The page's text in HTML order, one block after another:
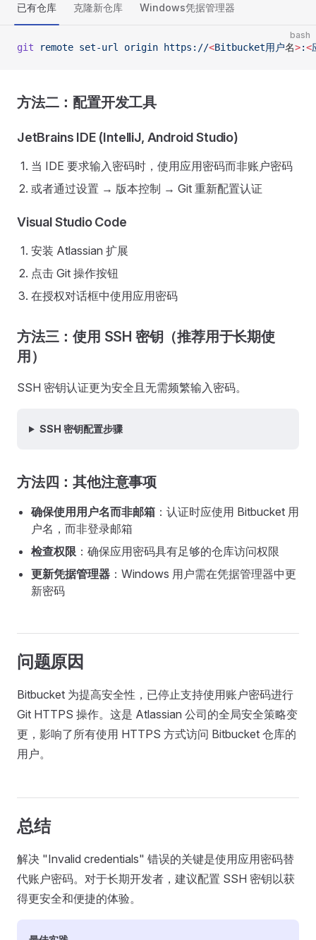
已有仓库 克隆新仓库 Windows凭据管理器
bash
git remote set-url origin https://<Bitbucket用户名>:<
方法二：配置开发工具
JetBrains IDE (IntelliJ, Android Studio)
当 IDE 要求输入密码时，使用应用密码而非账户密码
或者通过设置 → 版本控制 → Git 重新配置认证
Visual Studio Code
安装 Atlassian 扩展
点击 Git 操作按钮
在授权对话框中使用应用密码
方法三：使用 SSH 密钥（推荐用于长期使
用）
SSH 密钥认证更为安全且无需频繁输入密码。
SSH 密钥配置步骤
方法四：其他注意事项
确保使用用户名而非邮箱 ：认证时应使用 Bitbucket 用
户名，而非登录邮箱
检查权限 ：确保应用密码具有足够的仓库访问权限
更新凭据管理器 ：Windows 用户需在凭据管理器中更
新密码
问题原因
Bitbucket 为提高安全性，已停止支持使用账户密码进行
Git HTTPS 操作。这是 Atlassian 公司的全局安全策略变
更，影响了所有使用 HTTPS 方式访问 Bitbucket 仓库的
用户。
总结
解决 "Invalid credentials" 错误的关键是使用应用密码替
代账户密码。对于长期开发者，建议配置 SSH 密钥以获
得更安全和便捷的体验。